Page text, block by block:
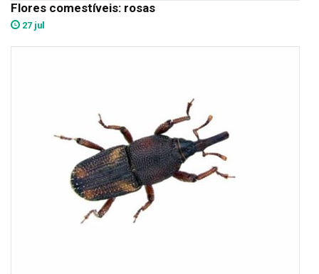
Flores comestíveis: rosas
27 jul